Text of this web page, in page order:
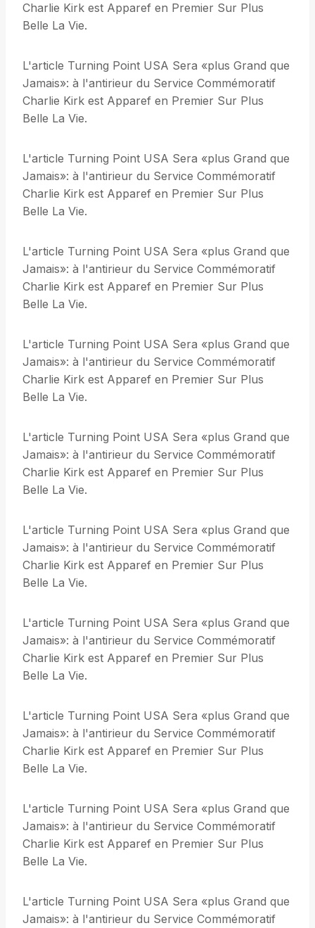
Charlie Kirk est Apparef en Premier Sur Plus
Belle La Vie.
L'article Turning Point USA Sera «plus Grand que
Jamais»: à l'antirieur du Service Commémoratif
Charlie Kirk est Apparef en Premier Sur Plus
Belle La Vie.
L'article Turning Point USA Sera «plus Grand que
Jamais»: à l'antirieur du Service Commémoratif
Charlie Kirk est Apparef en Premier Sur Plus
Belle La Vie.
L'article Turning Point USA Sera «plus Grand que
Jamais»: à l'antirieur du Service Commémoratif
Charlie Kirk est Apparef en Premier Sur Plus
Belle La Vie.
L'article Turning Point USA Sera «plus Grand que
Jamais»: à l'antirieur du Service Commémoratif
Charlie Kirk est Apparef en Premier Sur Plus
Belle La Vie.
L'article Turning Point USA Sera «plus Grand que
Jamais»: à l'antirieur du Service Commémoratif
Charlie Kirk est Apparef en Premier Sur Plus
Belle La Vie.
L'article Turning Point USA Sera «plus Grand que
Jamais»: à l'antirieur du Service Commémoratif
Charlie Kirk est Apparef en Premier Sur Plus
Belle La Vie.
L'article Turning Point USA Sera «plus Grand que
Jamais»: à l'antirieur du Service Commémoratif
Charlie Kirk est Apparef en Premier Sur Plus
Belle La Vie.
L'article Turning Point USA Sera «plus Grand que
Jamais»: à l'antirieur du Service Commémoratif
Charlie Kirk est Apparef en Premier Sur Plus
Belle La Vie.
L'article Turning Point USA Sera «plus Grand que
Jamais»: à l'antirieur du Service Commémoratif
Charlie Kirk est Apparef en Premier Sur Plus
Belle La Vie.
L'article Turning Point USA Sera «plus Grand que
Jamais»: à l'antirieur du Service Commémoratif